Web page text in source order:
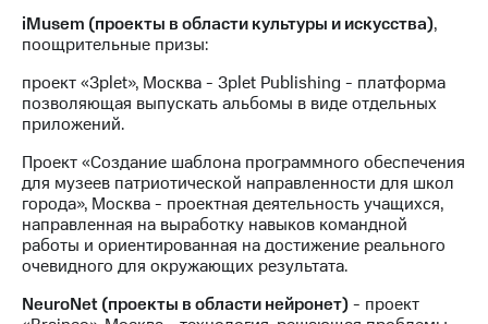
iMusem (проекты в области культуры и искусства),
поощрительные призы:
проект «3plet», Москва - 3plet Publishing - платформа
позволяющая выпускать альбомы в виде отдельных
приложений.
Проект «Создание шаблона программного обеспечения
для музеев патриотической направленности для школ
города», Москва - проектная деятельность учащихся,
направленная на выработку навыков командной
работы и ориентированная на достижение реального
очевидного для окружающих результата.
NeuroNet (проекты в области нейронет)- проект